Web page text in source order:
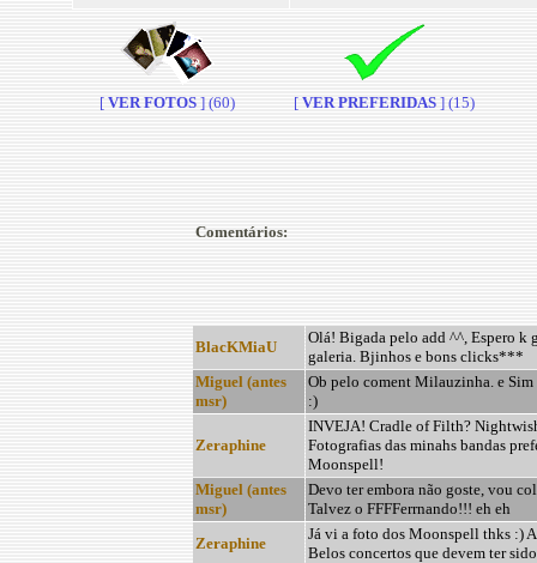
[VER FOTOS ] (60) [ VER PREFERIDAS ] (15)
Comentários:
BlacKMiaU
Olá! Bigada pelo add ^^, Espero k
galeria. Bjinhos e bons clicks***
Miguel (antes
msr)
Ob pelo coment Milauzinha. e Sim
:)
Zeraphine
INVEJA! Cradle of Filth?
Fotografias das minahs bandas
Moonspell!
Miguel (antes
msr)
Devo ter embora não goste, vou
Talvez o FFFFerrnando!!! eh eh
Zeraphine
Já vi a foto dos Moonspell thks :)
Belos concertos que devem ter